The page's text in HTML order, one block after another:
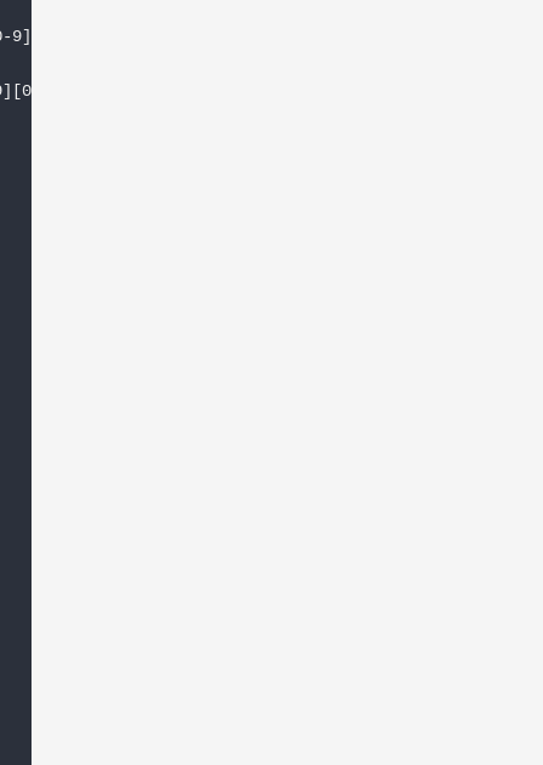
9]{2}|2[0-4][0-9]|25[0-5])\>\.){2}\<([0-9]|[1-
9]|1[0-9]{2}|2[0-4][0-9]|25[0-5])\>)"